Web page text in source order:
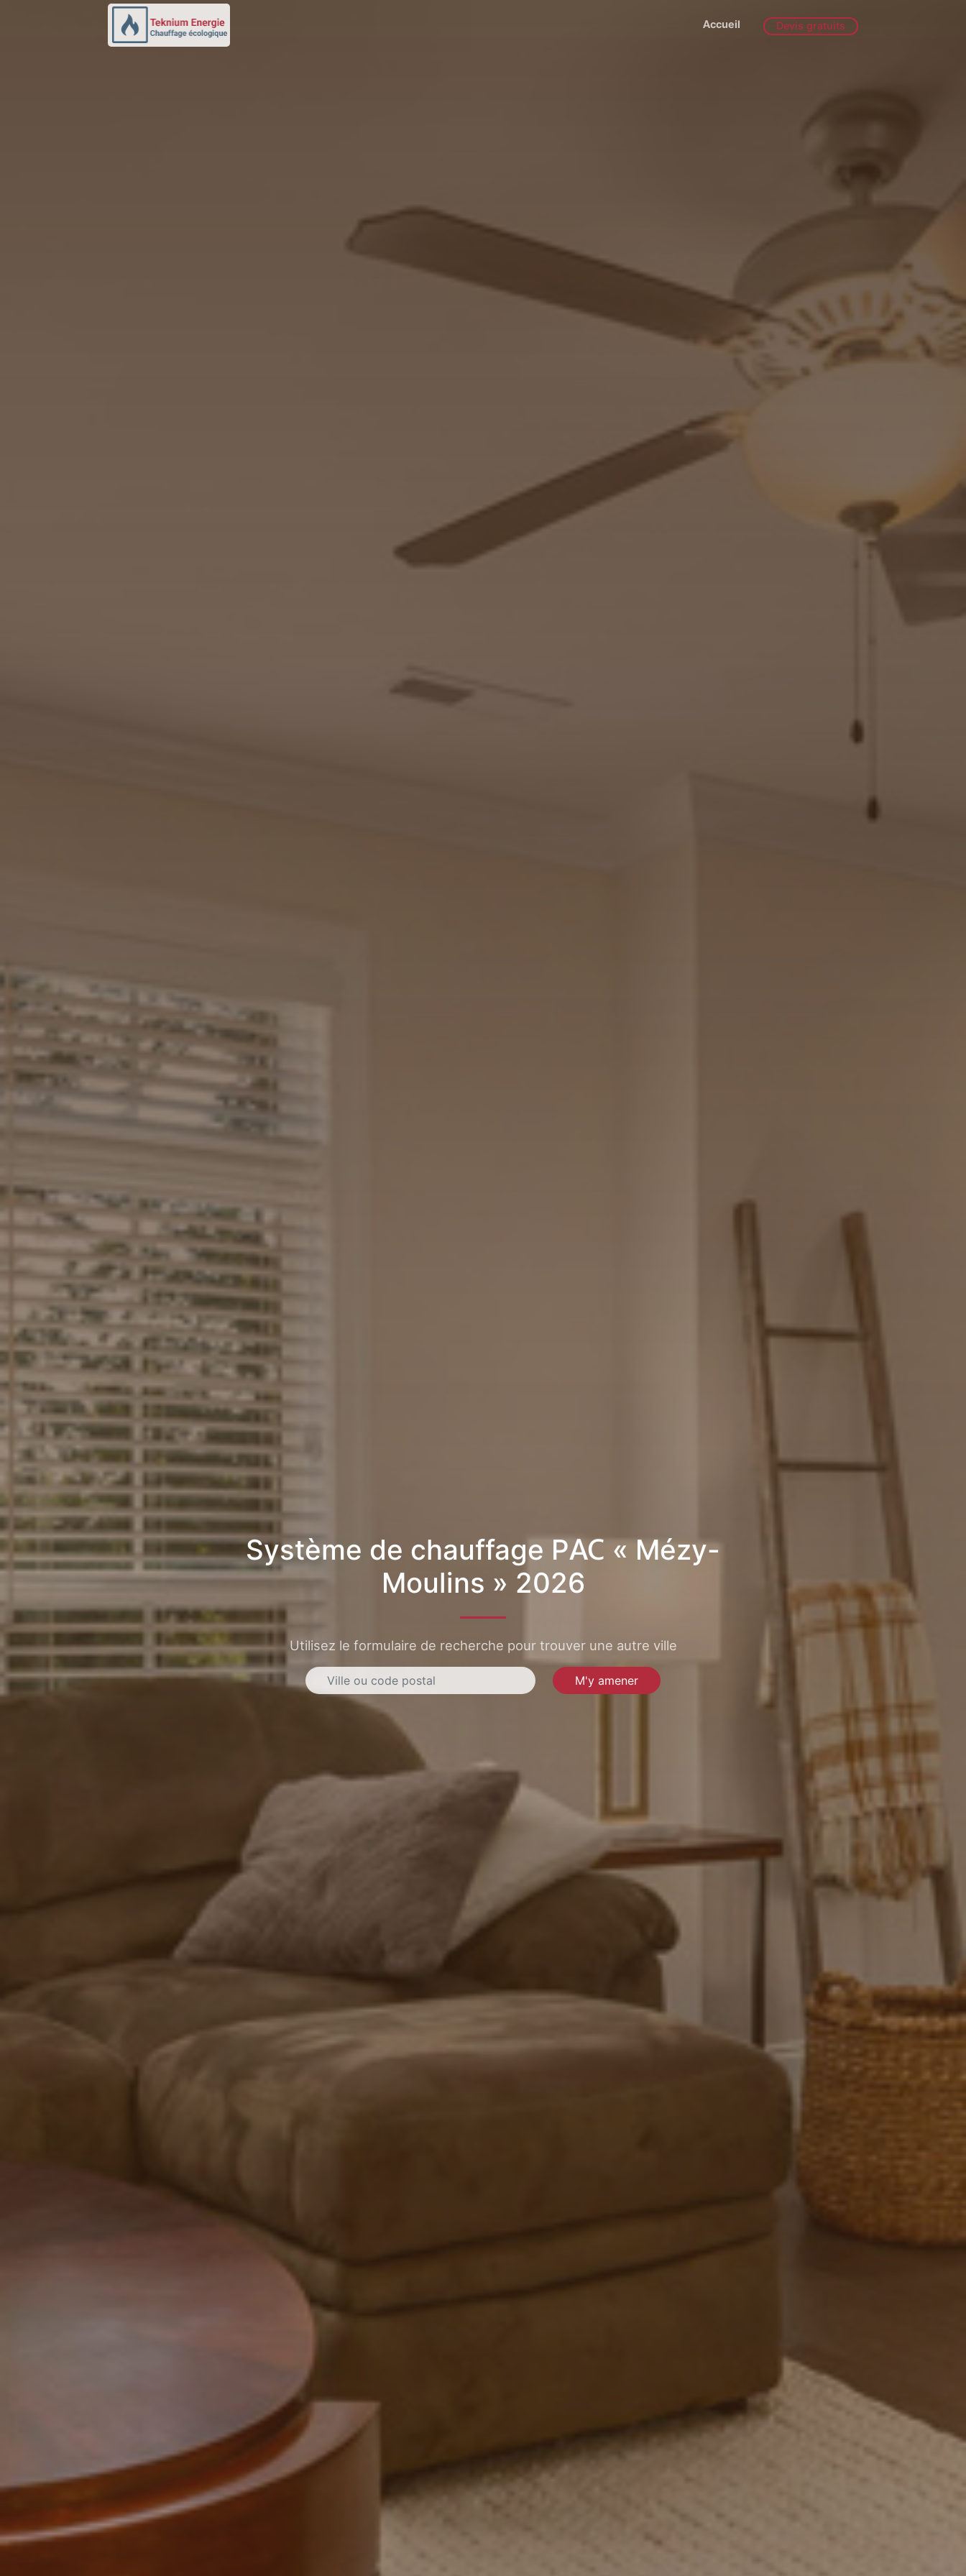
Accueil Devis gratuits
Système de chauffage PAC « Mézy-
Moulins » 2026
Utilisez le formulaire de recherche pour trouver une autre ville
M'y amener